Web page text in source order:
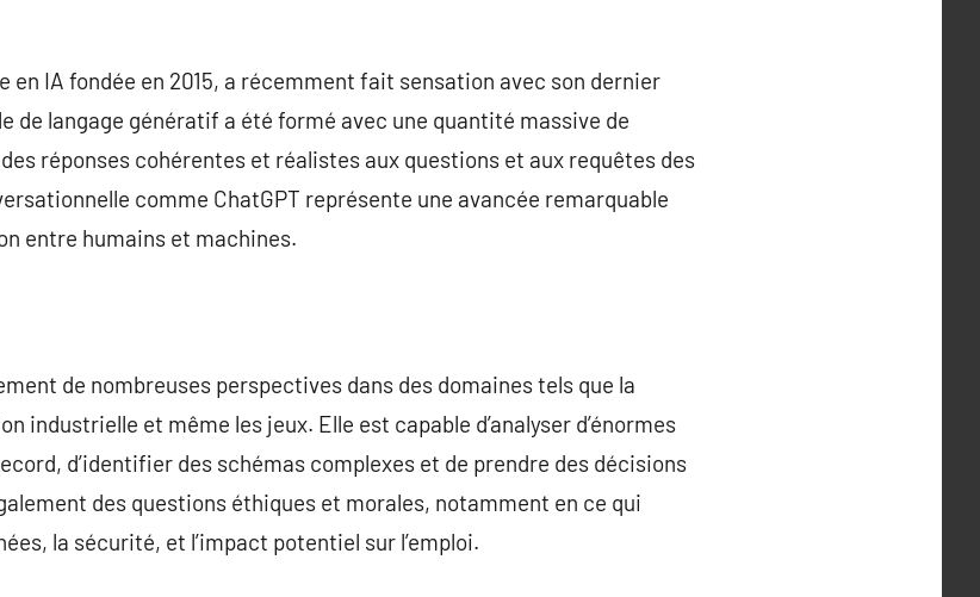
en IA fondée en 2015, a récemment fait sensation avec son dernier
de langage génératif a été formé avec une quantité massive de
réponses cohérentes et réalistes aux questions et aux requêtes des
comme ChatGPT représente une avancée remarquable
entre humains et machines.
de nombreuses perspectives dans des domaines tels que la
industrielle et même les jeux. Elle est capable d’analyser d’énormes
d’identifier des schémas complexes et de prendre des décisions
des questions éthiques et morales, notamment en ce qui
la sécurité, et l’impact potentiel sur l’emploi.